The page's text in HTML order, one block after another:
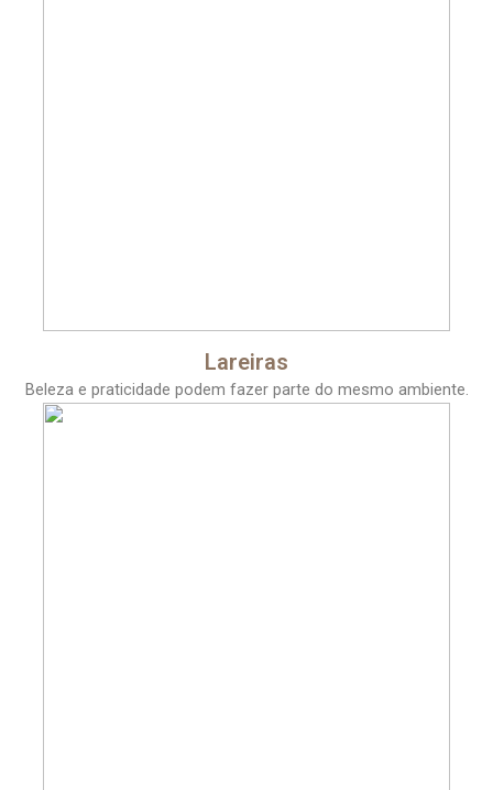
Lareiras
Beleza e praticidade podem fazer parte do mesmo ambiente.